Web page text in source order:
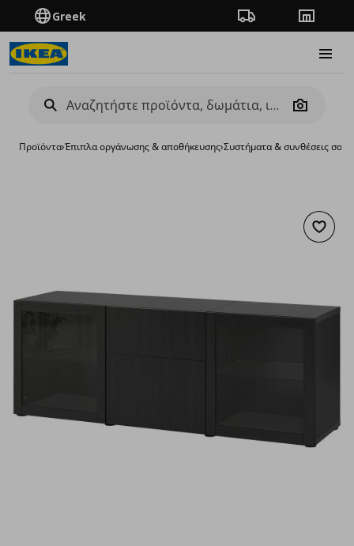
Greek Πορεία παραγγελίας
Camera
Προϊόντα›Έπιπλα οργάνωσης & αποθήκευσης›Συστήματα & συνθέσεις